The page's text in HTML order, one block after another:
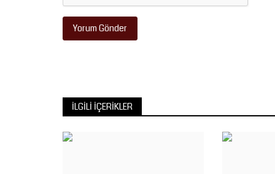
Yorum Gönder
İLGILI İÇERIKLER